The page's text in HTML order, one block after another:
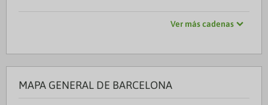
Ver más cadenas
MAPA GENERAL DE BARCELONA